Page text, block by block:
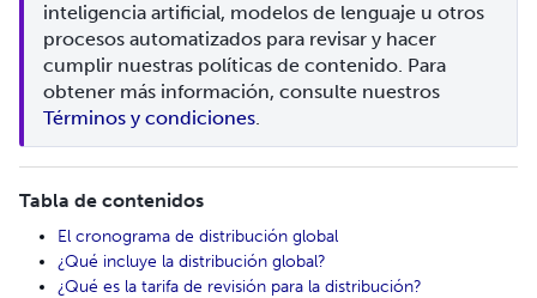
inteligencia artificial, modelos de lenguaje u otros
procesos automatizados para revisar y hacer
cumplir nuestras políticas de contenido. Para
Términos y condiciones.
Tabla de contenidos
El cronograma de distribución global
¿Qué incluye la distribución global?
¿Qué es la tarifa de revisión para la distribución?